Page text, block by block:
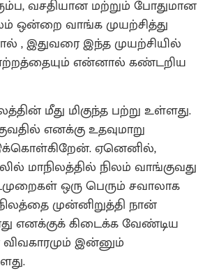
வசதியான மற்றும் போதுமான
ஒன்றை வாங்க முயற்சித்து
, இதுவரை இந்த முயற்சியில்
என்னால் கண்டறிய
மீது மிகுந்த பற்று உள்ளது.
எனக்கு உதவுமாறு
ஏனெனில்,
மாநிலத்தில் நிலம் வாங்குவது
ஒரு பெரும் சவாலாக
முன்னிறுத்தி நான்
எனக்குக் கிடைக்க வேண்டிய
இன்னும்